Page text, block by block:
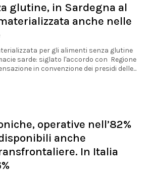
glutine, in Sardegna al
anche nelle
per gli alimenti senza glutine
sarde: siglato l'accordo con Regione
in convenzione dei presidi delle...
operative nell’82%
anche
In Italia